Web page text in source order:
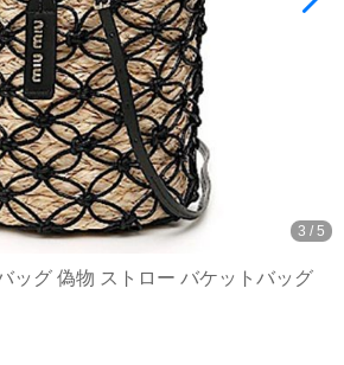
3 / 5
ッグ 偽物 ストロー バケットバッグ